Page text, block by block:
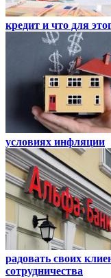
кредит и что для
условиях инфляции
радовать своих
сотрудничества